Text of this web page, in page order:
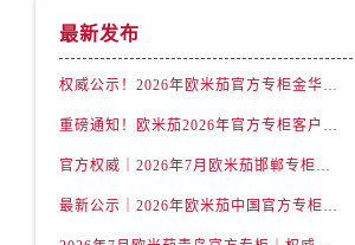
最新发布
权威公示！2026年欧米茄官方专柜金华客户服务热线已更新（7月核实）
重磅通知！欧米茄2026年官方专柜客户服务升级｜7月起金华专柜信息及联络热线全新公示
官方权威｜2026年7月欧米茄邯郸专柜客户服务电话及信息大全
最新公示｜2026年欧米茄中国官方专柜客户电话及专柜名录7月更新